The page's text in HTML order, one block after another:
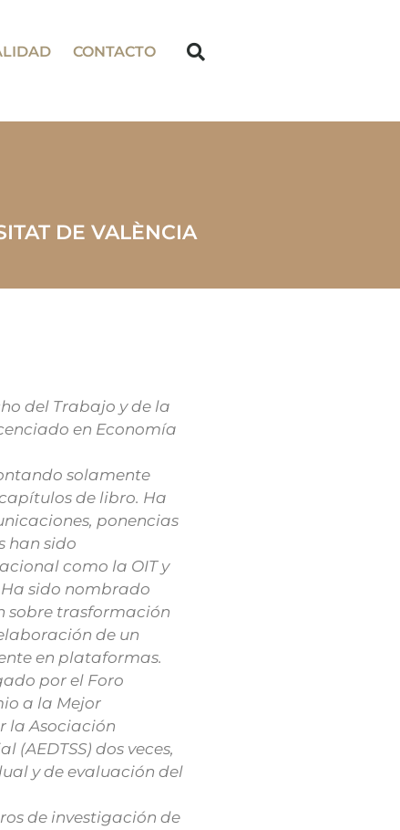
CONTACTO
DE VALÈNCIA
del Trabajo y de la
en Economía
solamente
de libro. Ha
ponencias
han sido
como la OIT y
sido nombrado
sobre trasformación
de un
en plataformas.
por el Foro
a la Mejor
la Asociación
(AEDTSS) dos veces,
y de evaluación del
de investigación de